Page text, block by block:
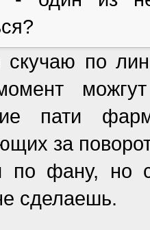
по
пати
за
по фану, но
сделаешь.